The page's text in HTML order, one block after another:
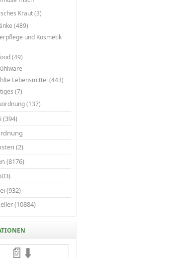
Kraut (3)
(489)
und Kosmetik
(49)
Lebensmittel (443)
(7)
(137)
(394)
(2)
(8176)
(932)
(10884)
📄⬇️